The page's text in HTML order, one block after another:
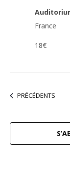
France
18€
ÉVÈNEMENTS
PRÉCÉDENTS